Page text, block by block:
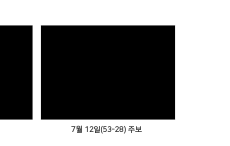
7월 12일(53-28) 주보